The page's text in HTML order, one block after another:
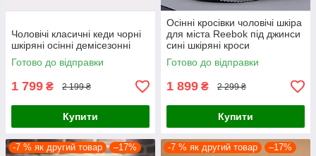
Чоловічі класичні кеди чорні
шкіряні осінні демісезонні
Готово до відправки
1 799 ₴ 2 199 ₴
Купити
Осінні кросівки чоловічі шкіра
для міста Reebok під джинси
сині шкіряні кроси
демісезонні весна
осінь повсякденні
Готово до відправки
1 899 ₴ 2 299 ₴
Купити
-7 % як другий товар –17% -7 % як другий товар –17%